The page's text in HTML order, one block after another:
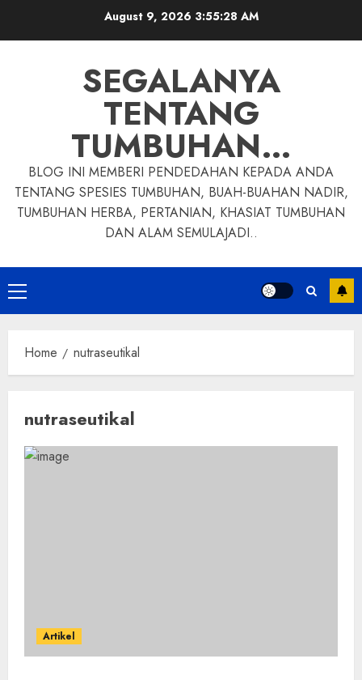
August 9, 2026 3:55:29 AM
SEGALANYA
TENTANG
TUMBUHAN…
BLOG INI MEMBERI PENDEDAHAN KEPADA ANDA
TENTANG SPESIES TUMBUHAN, BUAH-BUAHAN NADIR,
TUMBUHAN HERBA, PERTANIAN, KHASIAT TUMBUHAN
DAN ALAM SEMULAJADI..
Primary
Menu
Home nutraseutikal
nutraseutikal
Artikel